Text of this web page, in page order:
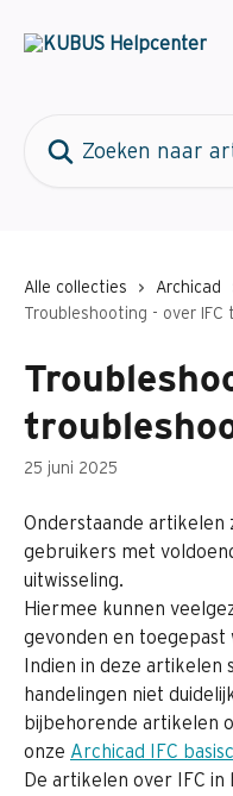
Alle collecties Archicad
Troubleshooting - over IFC
25 juni 2025
Onderstaande artikelen
gebruikers met
uitwisseling.
Hiermee kunnen
gevonden en toegepast
Indien in deze artikelen
handelingen niet
bijbehorende artikelen
onze Archicad IFC
De artikelen over IFC in